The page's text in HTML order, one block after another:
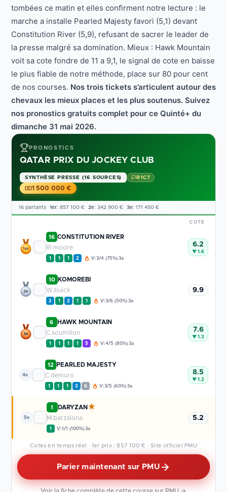
tombées ce matin et elles confirment notre lecture : le
marche a installe Pearled Majesty favori (5,1) devant
Constitution River (5,9), refusant de sacrer le leader de
la presse malgré sa domination. Mieux : Hawk Mountain
voit sa cote fondre de 11 a 9,1, le signal de cote en baisse
le plus fiable de notre méthode, place sur 80 pour cent
de nos courses. Nos trois tickets s’articulent autour des
chevaux les mieux places et les plus soutenus. Suivez
nos pronostics gratuits complet pour ce Quinté+ du
dimanche 31 mai 2026.
PRONOSTICS
QATAR PRIX DU JOCKEY CLUB
SYNTHÈSE PRESSE (16 SOURCES) R1C7
1 500 000 €
16 partants · 1er: 857 100 € · 2e: 342 900 € · 3e: 171 450 €
COTE
1er
16 CONSTITUTION RIVER
Rl.moore
1 1 1 2 ·V:3/4 (75%)·3a
6.2
▼ 1.6
2e
10
KOMOREBI
W.buick
2 1 2 1 1 ·V:3/6 (50%)·3a
9.9
3e
6
HAWK MOUNTAIN
C.soumillon
1 1 1 1 5 ·V:4/5 (80%)·3a
7.6
▼ 1.3
4e
12
PEARLED MAJESTY
C.demuro
1 1 1 3 6 ·V:3/5 (60%)·3a
8.5
▼ 1.2
5e
1 DARYZAN★
M.barzalona
1 ·V:1/1 (100%)·3a
5.2
Cotes en temps réel · 1er prix : 857 100 € · Site officiel PMU
Parier maintenant sur PMU